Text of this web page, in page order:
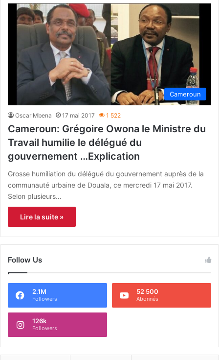
Cameroun
Oscar Mbena 17 mai 2017 1 522
Cameroun: Grégoire Owona le Ministre du
Travail humilie le délégué du
gouvernement …Explication
Grosse humiliation du délégué du gouvernement auprès de la
communauté urbaine de Douala, ce mercredi 17 mai 2017.
Selon plusieurs…
Lire la suite »
Follow Us
2.1M
Followers
52 500
Abonnés
126k
Followers